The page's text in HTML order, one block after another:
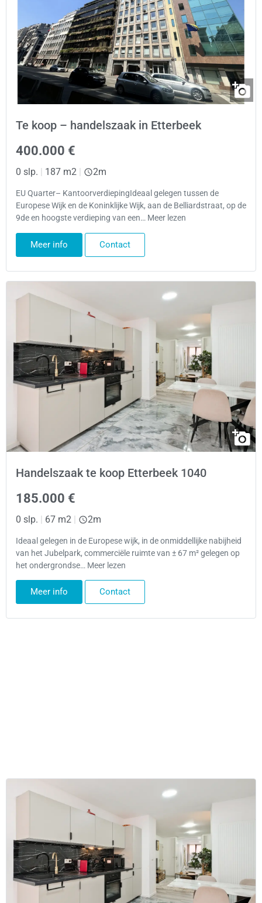
Te koop – handelszaak in Etterbeek
400.000 €
0 slp. | 187 m2 | 2m
EU Quarter– KantoorverdiepingIdeaal gelegen tussen de
Europese Wijk en de Koninklijke Wijk, aan de Belliardstraat, op de
9de en hoogste verdieping van een… Meer lezen
Meer info Contact
Handelszaak te koop Etterbeek 1040
185.000 €
0 slp. | 67 m2 | 2m
Ideaal gelegen in de Europese wijk, in de onmiddellijke nabijheid
van het Jubelpark, commerciële ruimte van ± 67 m² gelegen op
het ondergrondse… Meer lezen
Meer info Contact